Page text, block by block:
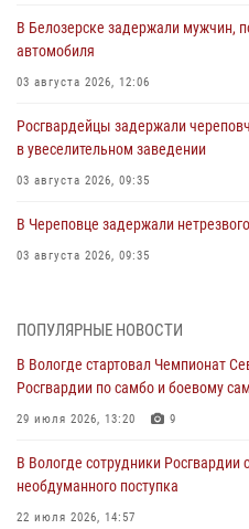
В Белозерске задержали мужчин,
автомобиля
03 августа 2026, 12:06
Росгвардейцы задержали
в увеселительном заведении
03 августа 2026, 09:35
В Череповце задержали
03 августа 2026, 09:35
товаров из магазина
В Вологде определились
Северо-Западного округа
03 августа 2026, 08:54 1
ЗА МИНУВШУЮ НЕДЕЛЮ
ПОПУЛЯРНЫЕ НОВОСТИ
В Вологде стартовал Чемпионат
Росгвардии по самбо и боевому
29 июля 2026, 13:20 9
В Вологде сотрудники Росгвардии
необдуманного поступка
22 июля 2026, 14:57